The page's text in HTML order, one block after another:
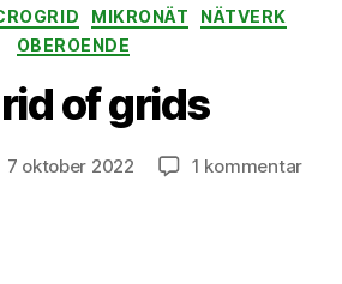
MIKRONÄT
NÄTVERK
OBEROENDE
of grids
7 oktober 2022 1 kommentartill